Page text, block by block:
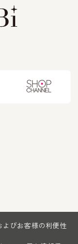
びお客様の利便性